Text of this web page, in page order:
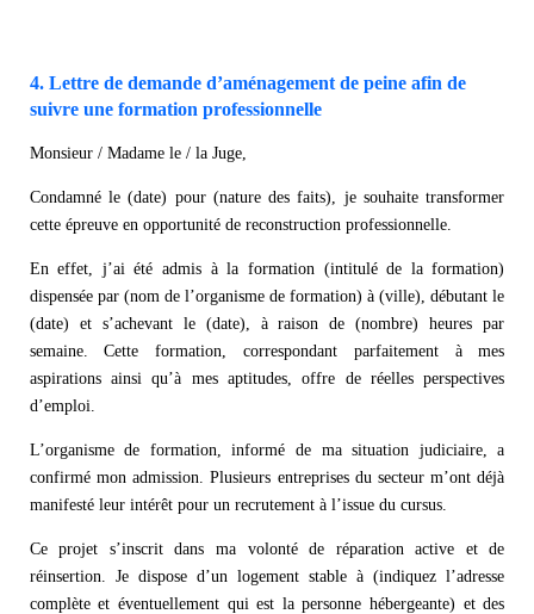
4. Lettre de demande d’aménagement de peine afin de
suivre une formation professionnelle
Monsieur / Madame le / la Juge,
Condamné le (date) pour (nature des faits), je souhaite transformer
cette épreuve en opportunité de reconstruction professionnelle.
En effet, j’ai été admis à la formation (intitulé de la formation)
dispensée par (nom de l’organisme de formation) à (ville), débutant le
(date) et s’achevant le (date), à raison de (nombre) heures par
semaine. Cette formation, correspondant parfaitement à mes
aspirations ainsi qu’à mes aptitudes, offre de réelles perspectives
d’emploi.
L’organisme de formation, informé de ma situation judiciaire, a
confirmé mon admission. Plusieurs entreprises du secteur m’ont déjà
manifesté leur intérêt pour un recrutement à l’issue du cursus.
Ce projet s’inscrit dans ma volonté de réparation active et de
réinsertion. Je dispose d’un logement stable à (indiquez l’adresse
complète et éventuellement qui est la personne hébergeante) et des